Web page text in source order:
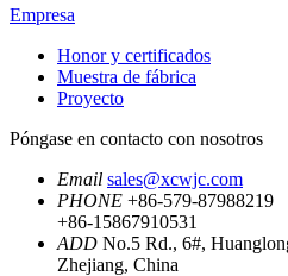
Empresa
Honor y certificados
Muestra de fábrica
Proyecto
Póngase en contacto con nosotros
Email sales@xcwjc.com
PHONE +86-579-87988219
+86-15867910531
ADD No.5 Rd., 6#,
Zhejiang, China